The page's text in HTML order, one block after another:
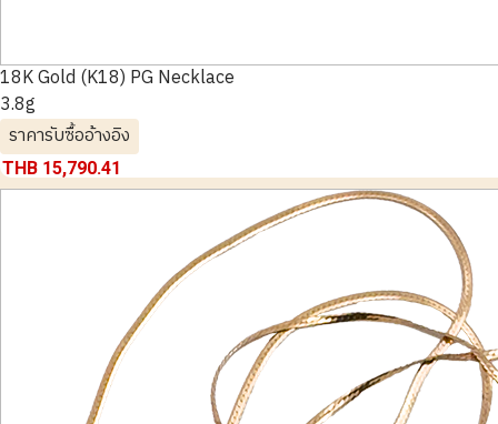
18K Gold (K18) PG Necklace
3.8g
ราคารับซื้ออ้างอิง
THB 15,790.41